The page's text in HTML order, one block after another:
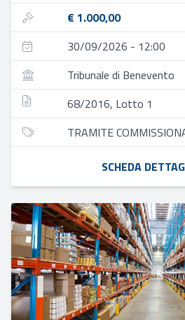
€ 1.000,00
30/09/2026 - 12:00
Tribunale di Benevento
68/2016, Lotto 1
TRAMITE
SCHEDA